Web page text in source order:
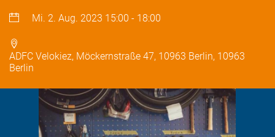
Mi. 2. Aug. 2023 15:00 - 18:00
ADFC Velokiez, Möckernstraße 47, 10963 Berlin, 10963
Berlin